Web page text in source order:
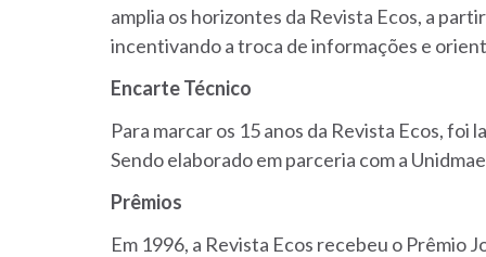
amplia os horizontes da Revista Ecos, a
incentivando a troca de informações e
Encarte Técnico
Para marcar os 15 anos da Revista Ecos, foi
Sendo elaborado em parceria com a
Prêmios
Em 1996, a Revista Ecos recebeu o